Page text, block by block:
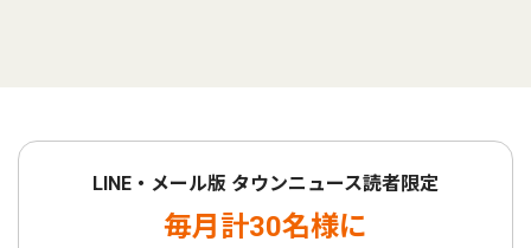
LINE・メール版 タウンニュース読者限定
毎月計30名様に